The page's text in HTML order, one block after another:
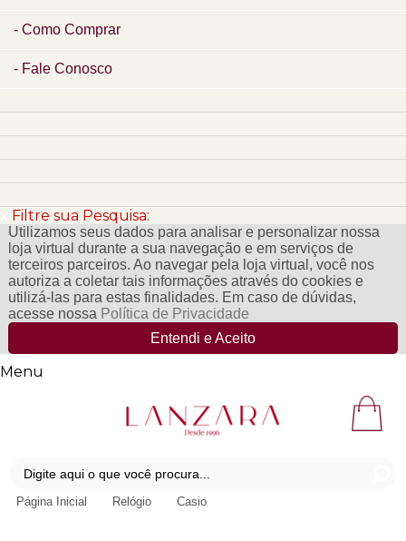
Como Comprar
Fale Conosco
Filtre sua Pesquisa:
Utilizamos seus dados para analisar e personalizar nossa
loja virtual durante a sua navegação e em serviços de
terceiros parceiros. Ao navegar pela loja virtual, você nos
autoriza a coletar tais informações através do cookies e
utilizá-las para estas finalidades. Em caso de dúvidas,
acesse nossa Política de Privacidade
Entendi e Aceito
Menu
Página Inicial Relógio Casio